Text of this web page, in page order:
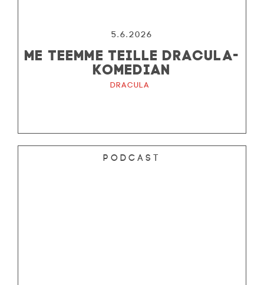
5.6.2026
ME TEEMME TEILLE DRACULA-
KOMEDIAN
Dracula
Podcast